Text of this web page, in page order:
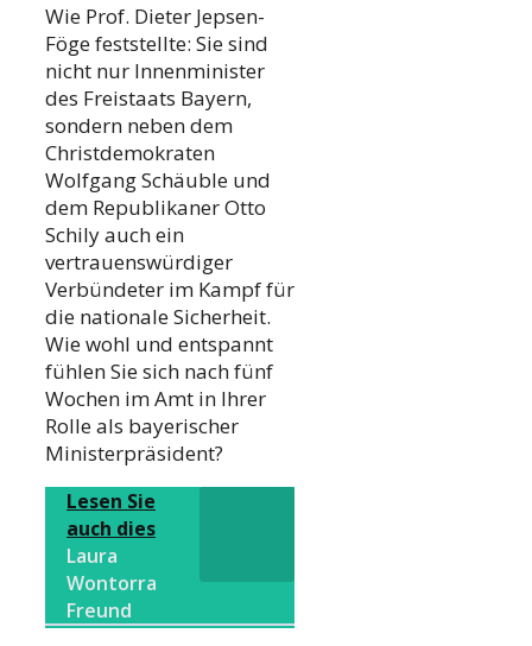
Wie Prof. Dieter Jepsen-
Föge feststellte: Sie sind
nicht nur Innenminister
des Freistaats Bayern,
sondern neben dem
Christdemokraten
Wolfgang Schäuble und
dem Republikaner Otto
Schily auch ein
vertrauenswürdiger
Verbündeter im Kampf für
die nationale Sicherheit.
Wie wohl und entspannt
fühlen Sie sich nach fünf
Wochen im Amt in Ihrer
Rolle als bayerischer
Ministerpräsident?
Lesen Sie
auch dies
Laura
Wontorra
Freund